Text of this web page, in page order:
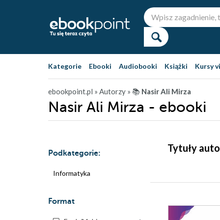
Kategorie Ebooki Audiobooki Książki Kursy
ebookpoint.pl » Autorzy » 📚 Nasir Ali Mirza
Nasir Ali Mirza - ebooki
Podkategorie:
Informatyka
Format
Tytuły